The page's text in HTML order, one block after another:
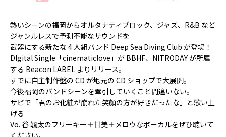
熱いシーンの福岡からオルタナティブロック、ジャズ、R&B など
ジャンルレスで予測不能なサウンドを
武器にする新たな 4 人組バンド Deep Sea Diving Club が登場！
DIgital Single「cinematiclove」が BBHF、NITRODAY が所属
する Beacon LABEL よりリリース。
すでに自主制作盤の CD が地元の CD ショップで大展開。
今後福岡のバンドシーンを牽引していくこと間違いない。
サビで「君のお化粧が崩れた笑顔の方が好きだったな」と歌い上
げる
Vo. 谷 颯太のフリーキー＋甘美＋メロウなボーカルをぜひ聴いて